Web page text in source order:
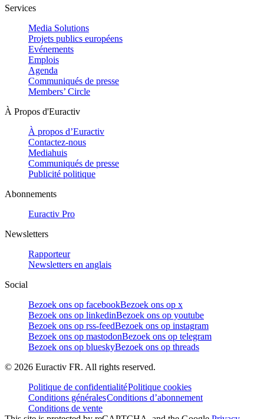
Services
Media Solutions
Projets publics européens
Evénements
Emplois
Agenda
Communiqués de presse
Members’ Circle
À Propos d'Euractiv
À propos d’Euractiv
Contactez-nous
Mediahuis
Communiqués de presse
Publicité politique
Abonnements
Euractiv Pro
Newsletters
Rapporteur
Newsletters en anglais
Social
Bezoek ons op facebookBezoek ons op x
Bezoek ons op linkedinBezoek ons op youtube
Bezoek ons op rss-feedBezoek ons op instagram
Bezoek ons op mastodonBezoek ons op telegram
Bezoek ons op blueskyBezoek ons op threads
© 2026 Euractiv FR. All rights reserved.
Politique de confidentialitéPolitique cookies
Conditions généralesConditions d’abonnement
Conditions de vente